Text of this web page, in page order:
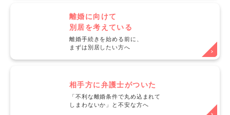
離婚に向けて
別居を考えている
離婚手続きを始める前に、
まずは別居したい方へ
相手方に弁護士がついた
「不利な離婚条件で丸め込まれて
しまわないか」と不安な方へ